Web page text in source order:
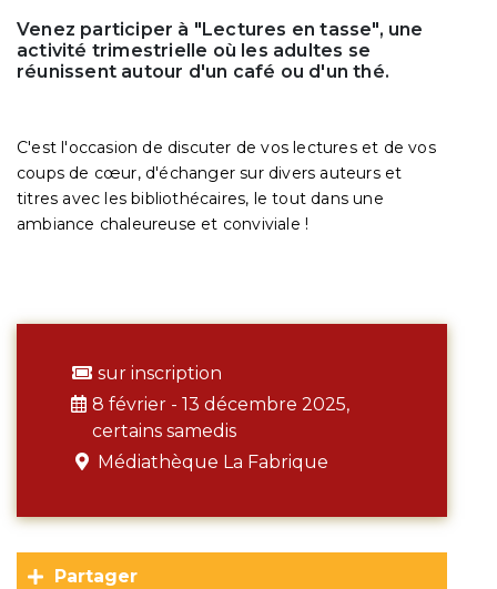
Partager
Venez participer à "Lectures en tasse", une
activité trimestrielle où les adultes se
réunissent autour d'un café ou d'un thé.
C'est l'occasion de discuter de vos lectures et de vos
coups de cœur, d'échanger sur divers auteurs et
titres avec les bibliothécaires, le tout dans une
ambiance chaleureuse et conviviale !
sur inscription
8 février - 13 décembre 2025,
certains samedis
Médiathèque La Fabrique